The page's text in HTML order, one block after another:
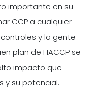
importante en su
CCP a cualquier
y la gente
plan de HACCP se
impacto que
y su potencial.